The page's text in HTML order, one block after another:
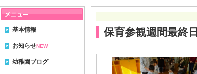
保育参観週間最終日
基本情報
お知らせNEW
幼稚園ブログ